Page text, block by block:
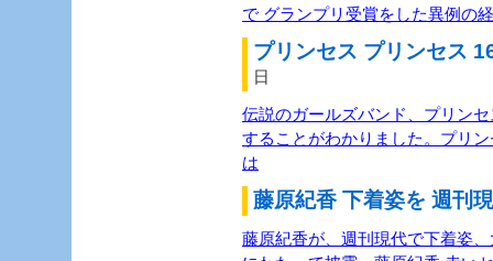
で グランプリ受賞をした異例の
プリンセス プリンセス
日
伝説のガールズバンド、プリン
することがわかりました。プリ
は
藤原紀香 下着姿を 週刊
藤原紀香が、週刊現代で下着姿